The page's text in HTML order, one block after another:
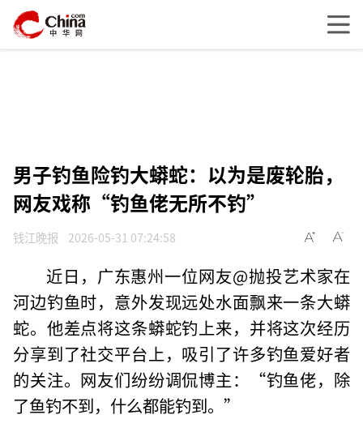
男子钓鱼险钓大蟒蛇：以为是废轮胎，
网友戏称“钓鱼佬无所不钓”
钱江晚报 2026-05-31 07:24:58
近日，广东惠州一位网友@抛投艺术家在
河边钓鱼时，意外发现远处水面飘来一条大蟒
蛇。他差点将这条蟒蛇钓上来，并将这次经历
分享到了社交平台上，吸引了许多钓鱼爱好者
的关注。网友们纷纷调侃博主：“钓鱼佬，除
了鱼钓不到，什么都能钓到。”